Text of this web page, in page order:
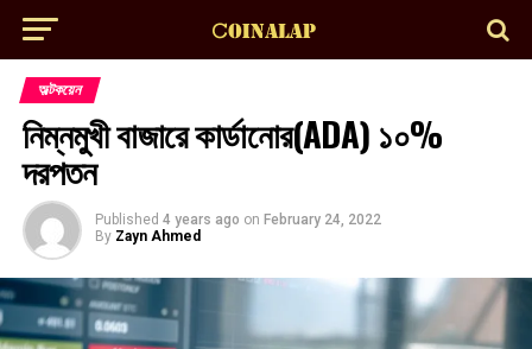
অল্টকয়েন
নিম্নমুখী বাজারে কার্ডানোর(ADA) ১০%
দরপতন
Published 4 years ago on February 24, 2022
By Zayn Ahmed